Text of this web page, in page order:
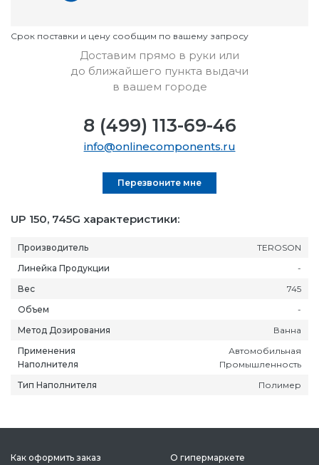
Cрок поставки и цену сообщим по вашему запросу
UP 150, 745G характеристики:
Производитель
TEROSON
Линейка Продукции
-
Вес
745
Объем
-
Метод Дозирования
Ванна
Применения
Наполнителя
Автомобильная
Промышленность
Тип Наполнителя
Полимер
Доставим прямо в руки или
до ближайшего пункта выдачи
в вашем городе
8 (499) 113-69-46
info@onlinecomponents.ru
Перезвоните мне
Как оформить заказ О гипермаркете